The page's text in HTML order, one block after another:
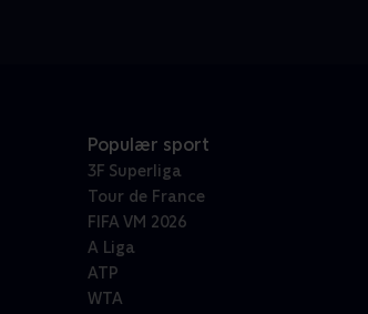
Populær sport
3F Superliga
Tour de France
FIFA VM 2026
A Liga
ATP
WTA